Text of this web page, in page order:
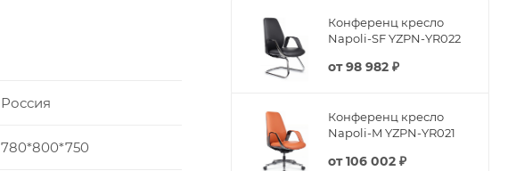
Россия
780*800*750
Конференц кресло
Napoli-SF YZPN-YR022
от98 982 ₽
Конференц кресло
Napoli-M YZPN-YR021
от106 002 ₽